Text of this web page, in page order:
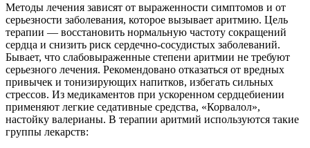
Методы лечения зависят от выраженности симптомов и от
серьезности заболевания, которое вызывает аритмию. Цель
терапии — восстановить нормальную частоту сокращений
сердца и снизить риск сердечно-сосудистых заболеваний.
Бывает, что слабовыраженные степени аритмии не требуют
серьезного лечения. Рекомендовано отказаться от вредных
привычек и тонизирующих напитков, избегать сильных
стрессов. Из медикаментов при ускоренном сердцебиении
применяют легкие седативные средства, «Корвалол»,
настойку валерианы. В терапии аритмий используются такие
группы лекарств: